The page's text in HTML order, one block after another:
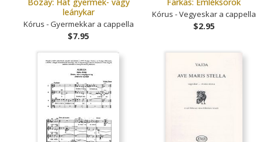
Bozay: Hat gyermek- vagy
leánykar
Kórus - Gyermekkar a cappella
$7.95
Farkas: Emléksorok
Kórus - Vegyeskar a cappella
$2.95